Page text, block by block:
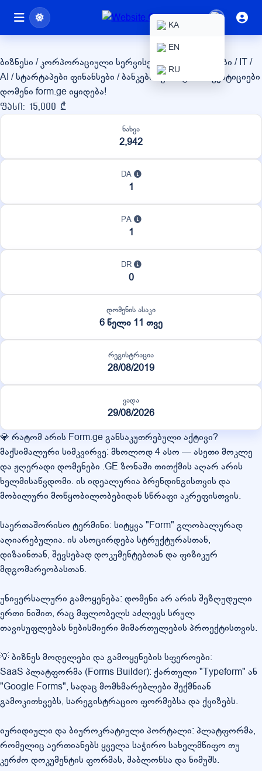
KA
EN
RU
form.ge
ბიზნესი / კორპორაციული სერვისებიტექნოლოგიები / IT /
AI / სტარტაპები ფინანსები / ბანკები / კრიპტო / ინვესტიციები
დომენი form.ge იყიდება!
ფასი: 15,000 ₾
ნახვა
2,942
DA
1
PA
1
DR
0
დომენის ასაკი
6 წელი 11 თვე
რეგისტრაცია
28/08/2019
ვადა
29/08/2026
💎 რატომ არის Form.ge განსაკუთრებული აქტივი?
მაქსიმალური სიმკვირვე: მხოლოდ 4 ასო — ასეთი მოკლე
და ჟღერადი დომენები .GE ზონაში თითქმის აღარ არის
ხელმისაწვდომი. ის იდეალურია ბრენდინგისთვის და
მობილური მოწყობილობებიდან სწრაფი აკრეფისთვის.
საერთაშორისო ტერმინი: სიტყვა "Form" გლობალურად
აღიარებულია. ის ასოცირდება სტრუქტურასთან,
დიზაინთან, შევსებად დოკუმენტებთან და ფიზიკურ
მდგომარეობასთან.
უნივერსალური გამოყენება: დომენი არ არის შეზღუდული
ერთი ნიშით, რაც მფლობელს აძლევს სრულ
თავისუფლებას ნებისმიერი მიმართულების პროექტისთვის.
💡 ბიზნეს მოდელები და გამოყენების სფეროები:
SaaS პლატფორმა (Forms Builder): ქართული "Typeform" ან
"Google Forms", სადაც მომხმარებლები შექმნიან
გამოკითხვებს, სარეგისტრაციო ფორმებსა და ქვიზებს.
იურიდიული და ბიუროკრატიული პორტალი: პლატფორმა,
რომელიც აერთიანებს ყველა საჭირო სახელმწიფო თუ
კერძო დოკუმენტის ფორმას, შაბლონსა და ნიმუშს.